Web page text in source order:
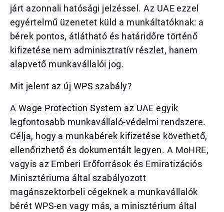
járt azonnali hatósági jelzéssel. Az UAE ezzel
egyértelmű üzenetet küld a munkáltatóknak: a
bérek pontos, átlátható és határidőre történő
kifizetése nem adminisztratív részlet, hanem
alapvető munkavállalói jog.
Mit jelent az új WPS szabály?
A Wage Protection System az UAE egyik
legfontosabb munkavállaló-védelmi rendszere.
Célja, hogy a munkabérek kifizetése követhető,
ellenőrizhető és dokumentált legyen. A MoHRE,
vagyis az Emberi Erőforrások és Emiratizációs
Minisztériuma által szabályozott
magánszektorbeli cégeknek a munkavállalók
bérét WPS-en vagy más, a minisztérium által